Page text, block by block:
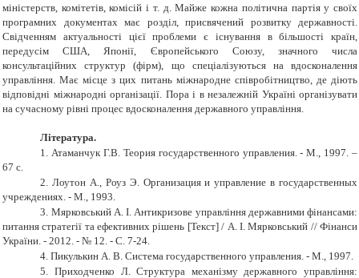
міністерств, комітетів, комісій і т. д. Майже кожна політична партія у своїх
програмних документах має розділ, присвячений розвитку державності.
Свідченням актуальності цієї проблеми є існування в більшості країн,
передусім США, Японії, Європейського Союзу, значного числа
консультаційних структур (фірм), що спеціалізуються на вдосконалення
управління. Має місце з цих питань міжнародне співробітництво, де діють
відповідні міжнародні організації. Пора і в незалежній Україні організувати
на сучасному рівні процес вдосконалення державного управління.
Література.
1. Атаманчук Г.В. Теория государственного управления. - М., 1997. –
67 с.
2. Лоутон А., Роуз Э. Организация и управление в государственных
учреждениях. - М., 1993.
3. Мярковський А. І. Антикризове управління державними фінансами:
питання стратегії та ефективних рішень [Текст] / А. І. Мярковський // Фінанси
України. - 2012. - № 12. - С. 7-24.
4. Пикулькин А. В. Система государственного управления. - М., 1997.
5. Приходченко Л. Структура механізму державного управління: